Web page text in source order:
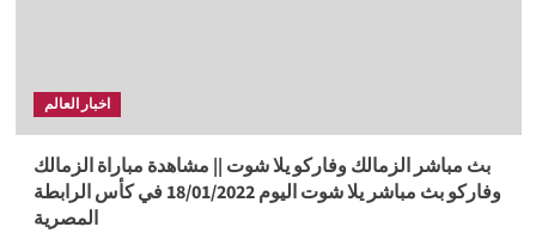
اخبار العالم
بث مباشر الزمالك وفاركو يلا شوت || مشاهدة مباراة الزمالك
وفاركو بث مباشر يلا شوت اليوم 18/01/2022 في كأس الرابطة
المصرية